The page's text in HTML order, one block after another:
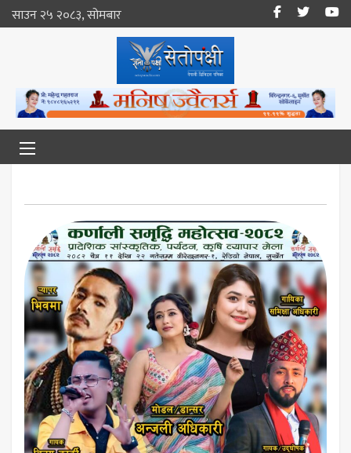
साउन २५ २०८३, सोमबार